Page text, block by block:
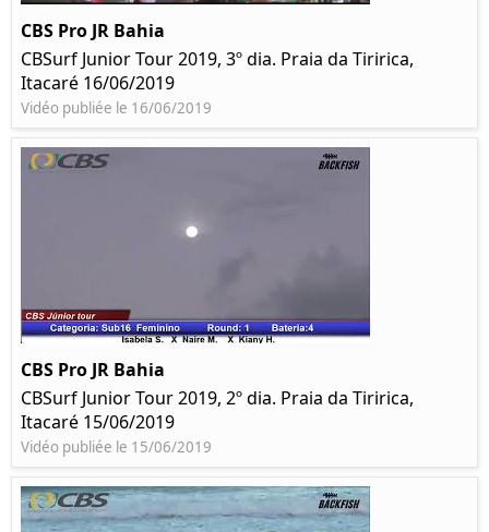
CBS Pro JR Bahia
CBSurf Junior Tour 2019, 3º dia. Praia da Tiririca,
Itacaré 16/06/2019
Vidéo publiée le 16/06/2019
CBS Pro JR Bahia
CBSurf Junior Tour 2019, 2º dia. Praia da Tiririca,
Itacaré 15/06/2019
Vidéo publiée le 15/06/2019